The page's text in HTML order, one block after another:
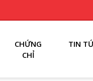
CHỨNG
CHỈ
TIN